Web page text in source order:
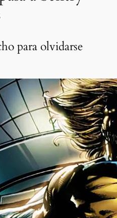
para olvidarse